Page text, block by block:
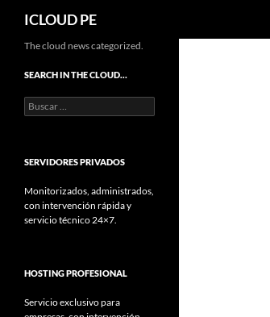
Saltar
contenido
ICLOUD PE
The cloud news categorized.
SEARCH IN THE CLOUD…
Buscar:
SERVIDORES PRIVADOS
Monitorizados, administrados,
con intervención rápida y
servicio técnico 24×7.
HOSTING PROFESIONAL
Servicio exclusivo para